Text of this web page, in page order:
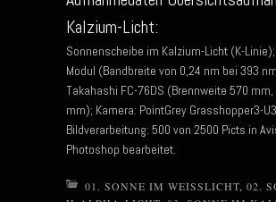
Kalzium-Licht:
Sonnenscheibe im Kalzium-Licht (K-
Modul (Bandbreite von 0,24 nm bei 393
Takahashi FC-76DS (Brennweite 570 mm,
mm); Kamera: PointGrey Grasshopper3-
Bildverarbeitung: 500 von 2500 Picts in
Photoshop bearbeitet.
01. SONNE IM WEISSLICHT 02.